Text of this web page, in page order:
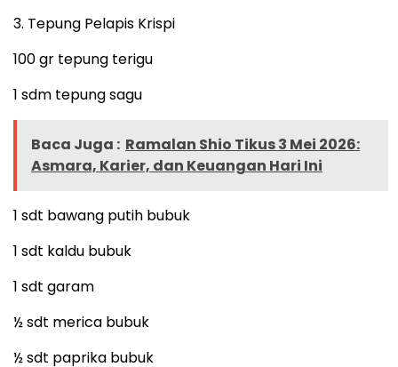
3. Tepung Pelapis Krispi
100 gr tepung terigu
1 sdm tepung sagu
Baca Juga : Ramalan Shio Tikus 3 Mei 2026:
Asmara, Karier, dan Keuangan Hari Ini
1 sdt bawang putih bubuk
1 sdt kaldu bubuk
1 sdt garam
½ sdt merica bubuk
½ sdt paprika bubuk